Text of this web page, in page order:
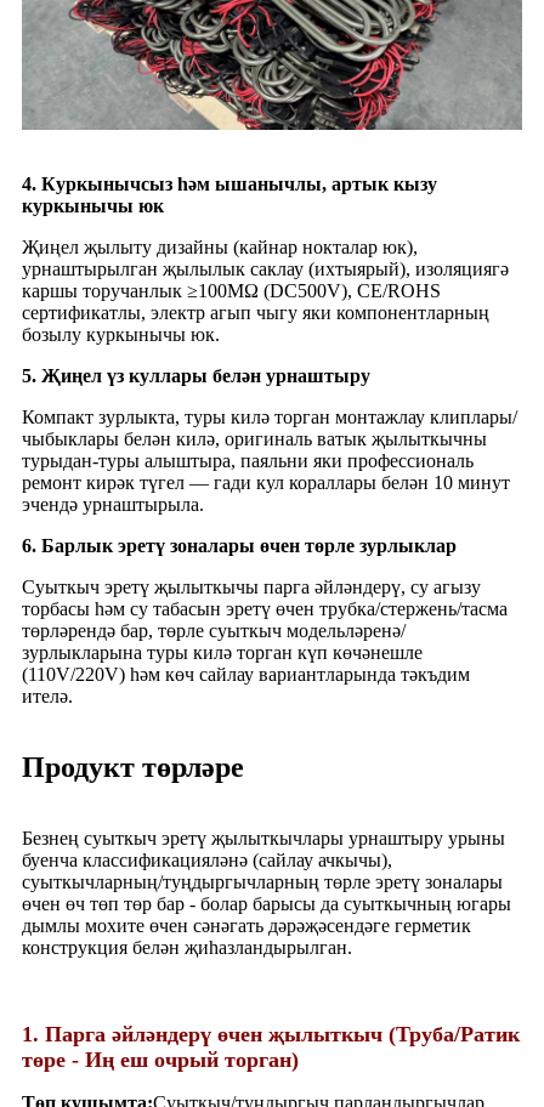
4. Куркынычсыз һәм ышанычлы, артык кызу
куркынычы юк
Җиңел җылыту дизайны (кайнар нокталар юк),
урнаштырылган җылылык саклау (ихтыярый), изоляциягә
каршы торучанлык ≥100MΩ (DC500V), CE/ROHS
сертификатлы, электр агып чыгу яки компонентларның
бозылу куркынычы юк.
5. Җиңел үз куллары белән урнаштыру
Компакт зурлыкта, туры килә торган монтажлау клиплары/
чыбыклары белән килә, оригиналь ватык җылыткычны
турыдан-туры алыштыра, паяльни яки профессиональ
ремонт кирәк түгел — гади кул кораллары белән 10 минут
эчендә урнаштырыла.
6. Барлык эретү зоналары өчен төрле зурлыклар
Суыткыч эретү җылыткычы парга әйләндерү, су агызу
торбасы һәм су табасын эретү өчен трубка/стержень/тасма
төрләрендә бар, төрле суыткыч модельләренә/
зурлыкларына туры килә торган күп көчәнешле
(110V/220V) һәм көч сайлау вариантларында тәкъдим
ителә.
Продукт төрләре
Безнең суыткыч эретү җылыткычлары урнаштыру урыны
буенча классификацияләнә (сайлау ачкычы),
суыткычларның/туңдыргычларның төрле эретү зоналары
өчен өч төп төр бар - болар барысы да суыткычның югары
дымлы мохите өчен сәнәгать дәрәҗәсендәге герметик
конструкция белән җиһазландырылган.
1. Парга әйләндерү өчен җылыткыч (Труба/Ратик
төре - Иң еш очрый торган)
Төп кушымта:Суыткыч/туңдыргыч парландыргычлар